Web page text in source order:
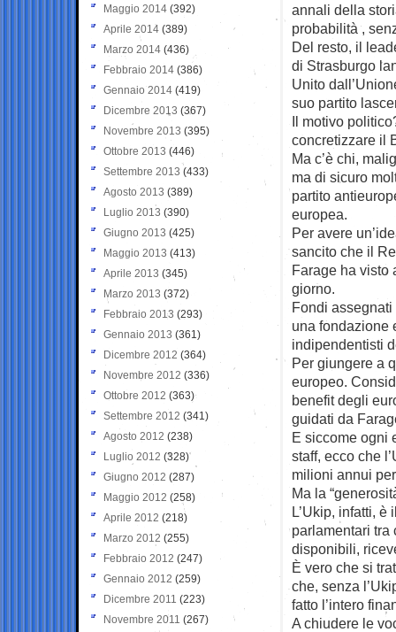
annali della
probabilità ,
Del resto, il
di Strasburgo
Unito
suo partito
Il motivo
concretizzare il
Ma c’è chi,
ma di sicuro
partito
europea.
Per avere
sancito che il
Farage ha visto
giorno.
Fondi
una fondazione
indipendentisti
Per giungere a
europeo.
benefit degli
guidati da
E siccome ogni
staff, ecco che
milioni annui
Ma la
L’Ukip, infatti,
parlamentari tra
disponibili,
È vero che si
che, senza
fatto l’intero
A chiudere le
Maggio 2014 (392)
Aprile 2014 (389)
Marzo 2014 (436)
Febbraio 2014 (386)
Gennaio 2014 (419)
Dicembre 2013 (367)
Novembre 2013 (395)
Ottobre 2013 (446)
Settembre 2013 (433)
Agosto 2013 (389)
Luglio 2013 (390)
Giugno 2013 (425)
Maggio 2013 (413)
Aprile 2013 (345)
Marzo 2013 (372)
Febbraio 2013 (293)
Gennaio 2013 (361)
Dicembre 2012 (364)
Novembre 2012 (336)
Ottobre 2012 (363)
Settembre 2012 (341)
Agosto 2012 (238)
Luglio 2012 (328)
Giugno 2012 (287)
Maggio 2012 (258)
Aprile 2012 (218)
Marzo 2012 (255)
Febbraio 2012 (247)
Gennaio 2012 (259)
Dicembre 2011 (223)
Novembre 2011 (267)